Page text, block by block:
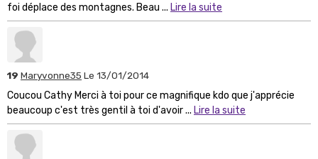
foi déplace des montagnes. Beau ... Lire la suite
19 Maryvonne35 Le 13/01/2014
Coucou Cathy Merci à toi pour ce magnifique kdo que j'apprécie
beaucoup c'est très gentil à toi d'avoir ... Lire la suite